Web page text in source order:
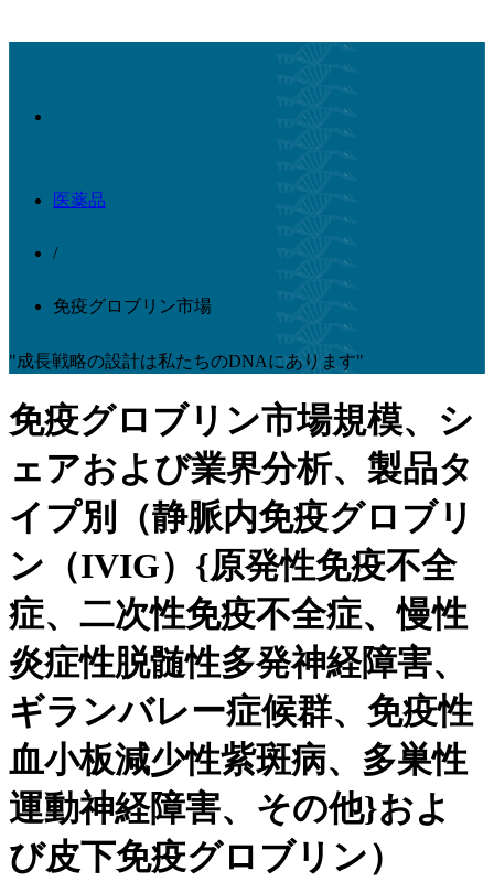
医薬品
/
免疫グロブリン市場
"成長戦略の設計は私たちのDNAにあります"
免疫グロブリン市場規模、シ
ェアおよび業界分析、製品タ
イプ別（静脈内免疫グロブリ
ン（IVIG）{原発性免疫不全
症、二次性免疫不全症、慢性
炎症性脱髄性多発神経障害、
ギランバレー症候群、免疫性
血小板減少性紫斑病、多巣性
運動神経障害、その他}およ
び皮下免疫グロブリン）